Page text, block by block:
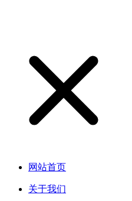
网站首页
关于我们